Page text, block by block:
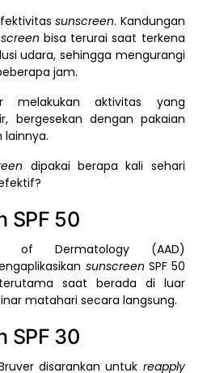
sunscreen. Kandungan
bisa terurai saat terkena
udara, sehingga mengurangi
jam.
melakukan aktivitas yang
bergesekan dengan pakaian
lainnya.
dipakai berapa kali sehari
SPF 50
of Dermatology (AAD)
sunscreen SPF 50
saat berada di luar
matahari secara langsung.
SPF 30
disarankan untuk reapply